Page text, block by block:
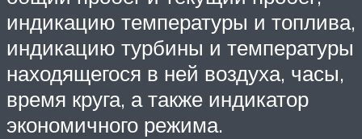
индикацию температуры и топлива,
индикацию турбины и температуры
находящегося в ней воздуха, часы,
время круга, а также индикатор
экономичного режима.